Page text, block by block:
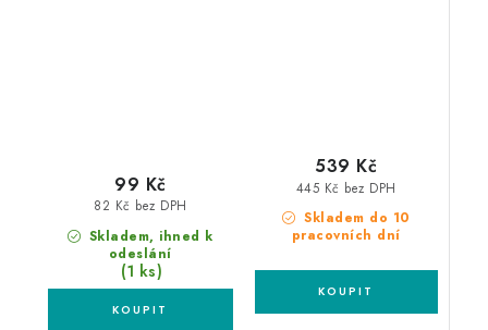
Skladem, ihned k
odeslání
(1 ks)
82 Kč bez DPH
99 Kč
Skladem do 10
pracovních dní
445 Kč bez DPH
539 Kč